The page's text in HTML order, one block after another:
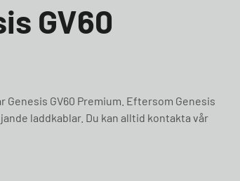
GV60
GV60 Premium. Eftersom Genesis
laddkablar. Du kan alltid kontakta vår